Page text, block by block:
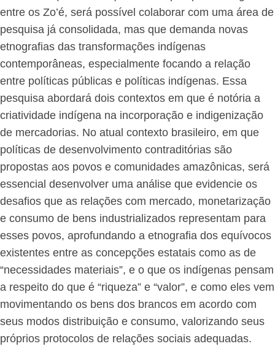
entre os Zo’é, será possível colaborar com uma área de
pesquisa já consolidada, mas que demanda novas
etnografias das transformações indígenas
contemporâneas, especialmente focando a relação
entre políticas públicas e políticas indígenas. Essa
pesquisa abordará dois contextos em que é notória a
criatividade indígena na incorporação e indigenização
de mercadorias. No atual contexto brasileiro, em que
políticas de desenvolvimento contraditórias são
propostas aos povos e comunidades amazônicas, será
essencial desenvolver uma análise que evidencie os
desafios que as relações com mercado, monetarização
e consumo de bens industrializados representam para
esses povos, aprofundando a etnografia dos equívocos
existentes entre as concepções estatais como as de
“necessidades materiais”, e o que os indígenas pensam
a respeito do que é “riqueza” e “valor”, e como eles vem
movimentando os bens dos brancos em acordo com
seus modos distribuição e consumo, valorizando seus
próprios protocolos de relações sociais adequadas.